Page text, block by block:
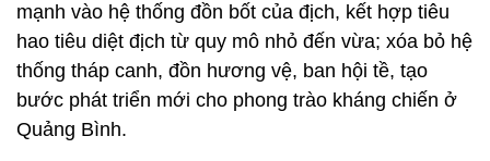
Quảng Bình.
Với những thành công trong chỉ đạo phong trào
kháng chiến ở quê nhà, đồng chí Đồng Sỹ Nguyên
được điều động ra Bộ Tổng Tư lệnh, là phái viên
của các chiến dịch, tham gia Bộ Chỉ huy và Đảng ủy